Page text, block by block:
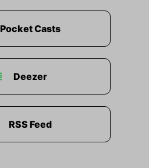
Pocket Casts
Deezer
RSS Feed